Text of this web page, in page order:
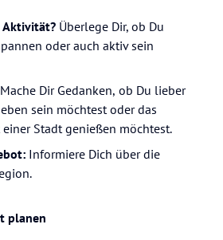
Aktivität? Überlege Dir, ob Du
oder auch aktiv sein
Mache Dir Gedanken, ob Du lieber
sein möchtest oder das
Stadt genießen möchtest.
Informiere Dich über die
planen